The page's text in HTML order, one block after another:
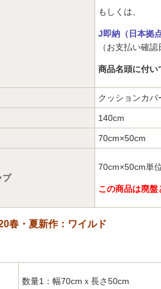
もしくは、
J即納（日本拠
（お支払い確
商品名頭に付い
クッションカ
140cm
70cm×50cm
プ
70cm×50cm単
この商品は廃
春・夏新作：ワイルド
数量1：幅70cmｘ長さ50cm